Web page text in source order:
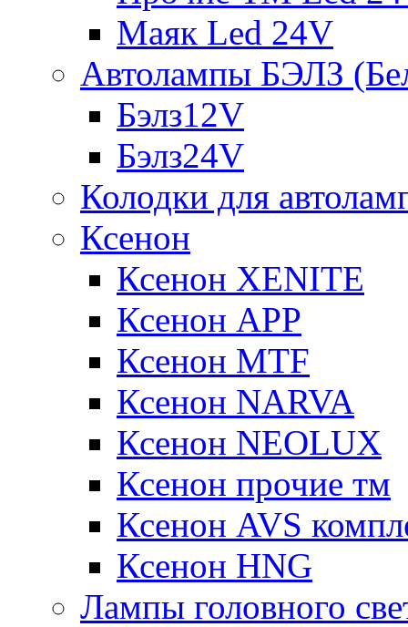
Маяк Led 24V
Автолампы БЭЛЗ
Бэлз12V
Бэлз24V
Колодки для
Ксенон
Ксенон XENITE
Ксенон APP
Ксенон MTF
Ксенон NARVA
Ксенон NEOLUX
Ксенон прочие тм
Ксенон AVS
Ксенон HNG
Лампы головного